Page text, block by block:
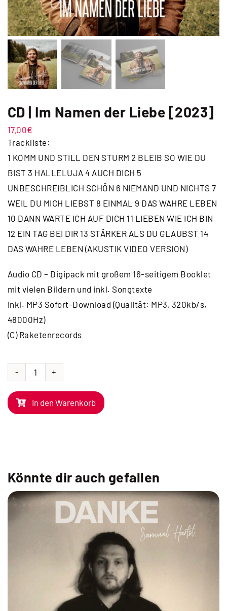
CD | Im Namen der Liebe [2023]
17,00€
Trackliste:
1 KOMM UND STILL DEN STURM 2 BLEIB SO WIE DU
BIST 3 HALLELUJA 4 AUCH DICH 5
UNBESCHREIBLICH SCHÖN 6 NIEMAND UND NICHTS 7
WEIL DU MICH LIEBST 8 EINMAL 9 DAS WAHRE LEBEN
10 DANN WARTE ICH AUF DICH 11 LIEBEN WIE ICH BIN
12 EIN TAG BEI DIR 13 STÄRKER ALS DU GLAUBST 14
DAS WAHRE LEBEN (AKUSTIK VIDEO VERSION)
Audio CD – Digipack mit großem 16-seitigem Booklet
mit vielen Bildern und inkl. Songtexte
inkl. MP3 Sofort-Download (Qualität: MP3, 320kb/s,
48000Hz)
(C) Raketenrecords
CD
|
Im
Menge
In den Warenkorb
Könnte dir auch gefallen